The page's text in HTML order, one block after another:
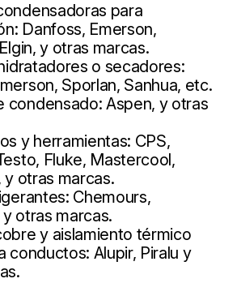
para
Danfoss, Emerson,
y otras marcas.
o secadores:
Sporlan, Sanhua, etc.
condensado: Aspen, y otras
y herramientas: CPS,
Fluke, Mastercool,
y otras marcas.
Chemours,
otras marcas.
y aislamiento térmico
conductos: Alupir, Piralu y